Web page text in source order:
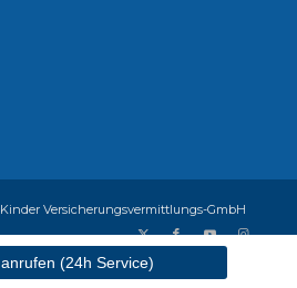
Versicherungsvermittlungs-GmbH
Datenschutz
(24h Service)